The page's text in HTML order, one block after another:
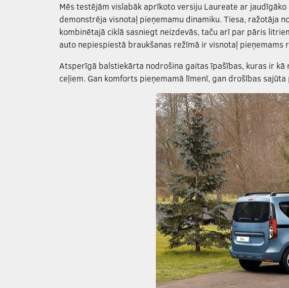
Mēs testējām vislabāk aprīkoto versiju Laureate ar
demonstrēja visnotaļ pieņemamu dinamiku. Tiesa, ražotāja
kombinētajā ciklā sasniegt neizdevās, taču arī par pāris
auto nepiespiestā braukšanas režīmā ir visnotaļ pieņemams
Atsperīgā balstiekārta nodrošina gaitas īpašības, kuras ir
ceļiem. Gan komforts pieņemamā līmenī, gan drošības